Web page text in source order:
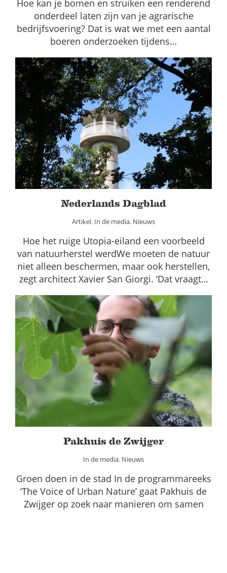
Hoe kan je bomen en struiken een renderend
onderdeel laten zijn van je agrarische
bedrijfsvoering? Dat is wat we met een aantal
boeren onderzoeken tijdens…
Nederlands Dagblad
Artikel In de media Nieuws
Nederlands Dagblad
Artikel, In de media, Nieuws
Hoe het ruige Utopia-eiland een voorbeeld
van natuurherstel werdWe moeten de natuur
niet alleen beschermen, maar ook herstellen,
zegt architect Xavier San Giorgi. ‘Dat vraagt…
Pakhuis de Zwijger
In de media Nieuws
Pakhuis de Zwijger
In de media, Nieuws
Groen doen in de stad In de programmareeks
‘The Voice of Urban Nature’ gaat Pakhuis de
Zwijger op zoek naar manieren om samen